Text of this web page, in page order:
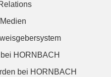
HORNBACH
bei HORNBACH